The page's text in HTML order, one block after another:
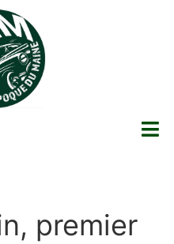
premier